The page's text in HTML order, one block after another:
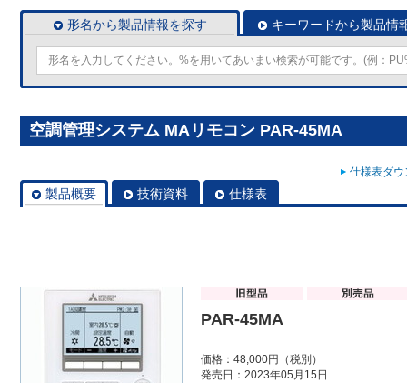
形名から製品情報を探す キーワードから製品情
空調管理システム MAリモコン PAR-45MA
仕様表ダ
製品概要 技術資料 仕様表
PAR-45MA
価格：48,000円（税別）
発売日：2023年05月15日